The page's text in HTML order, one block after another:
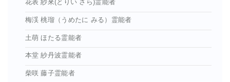
花表 紗來(とりい さら)霊能者
梅渓 桃瑠（うめたに みる）霊能者
土萌 ほたる霊能者
本堂 紗丹波霊能者
柴咲 藤子霊能者